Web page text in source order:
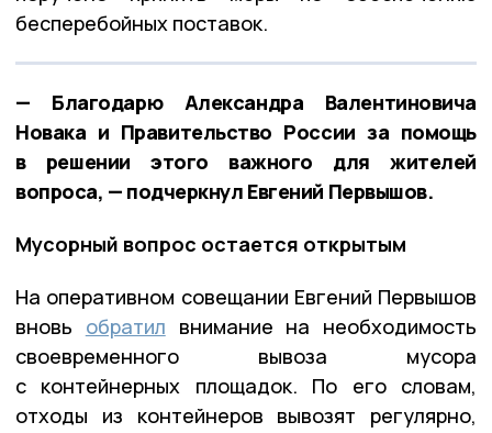
бесперебойных поставок.
— Благодарю Александра Валентиновича
Новака и Правительство России за помощь
в решении этого важного для жителей
вопроса, — подчеркнул Евгений Первышов.
Мусорный вопрос остается открытым
На оперативном совещании Евгений Первышов
вновь обратил внимание на необходимость
своевременного вывоза мусора
с контейнерных площадок. По его словам,
отходы из контейнеров вывозят регулярно,